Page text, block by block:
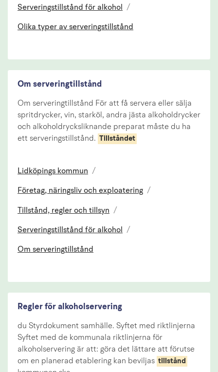
Serveringstillstånd för alkohol /
Olika typer av serveringstillstånd
Om serveringtillstånd
Om serveringtillstånd För att få servera eller sälja
spritdrycker, vin, starköl, andra jästa alkoholdrycker
och alkoholdrycksliknande preparat måste du ha
ett serveringstillstånd.
Tillståndet
Lidköpings kommun /
Företag, näringsliv och exploatering /
Tillstånd, regler och tillsyn /
Serveringstillstånd för alkohol /
Om serveringtillstånd
Regler för alkoholservering
du Styrdokument samhälle. Syftet med riktlinjerna
Syftet med de kommunala riktlinjerna för
alkoholservering är att: göra det lättare att förutse
om en planerad etablering kan beviljas tillstånd